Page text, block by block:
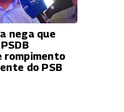
nega que
rompimento
do PSB